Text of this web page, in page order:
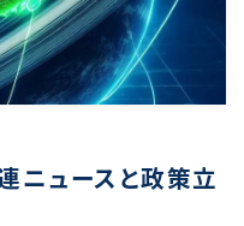
ニュースと政策立